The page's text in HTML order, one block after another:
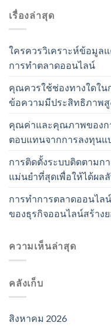
เรื่องล่าสุด
ใครควรวิเคราะห์ข้อมู
การทำตลาดออนไลน์
คุณควรใช้ช่องทางใดใน
ข้อความมีประสิทธิภาพสู
คุณค่าและคุณภาพของก
ตอบแทนจากการลงทุนแ
การติดตั้งระบบติดตามก
แม่นยำที่สุดเพื่อให้ได้ผล
การทำการตลาดออนไล
ของธุรกิจออนไลน์สร้าง
ความเห็นล่าสุด
คลังเก็บ
สิงหาคม 2026